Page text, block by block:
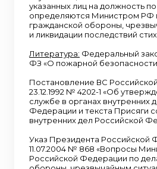
указанных лиц на должность
определяются Министром РФ
гражданской обороны,
и ликвидации последствий
Литература: Федеральный
ФЗ «О пожарной
Постановление ВС
23.12.1992 № 4202-1 «Об
службе в органах внутренних
Федерации и текста Присяги
внутренних дел Российской
Указ Президента Российской
11.07.2004 № 868 «Вопросы
Российской Федерации по